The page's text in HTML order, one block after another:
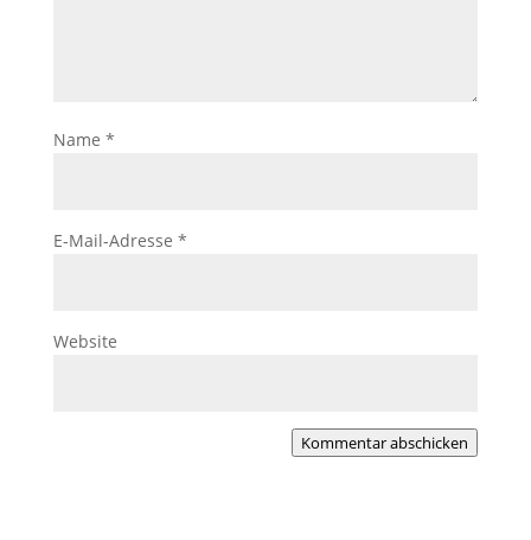
Name *
E-Mail-Adresse *
Website
Kommentar abschicken